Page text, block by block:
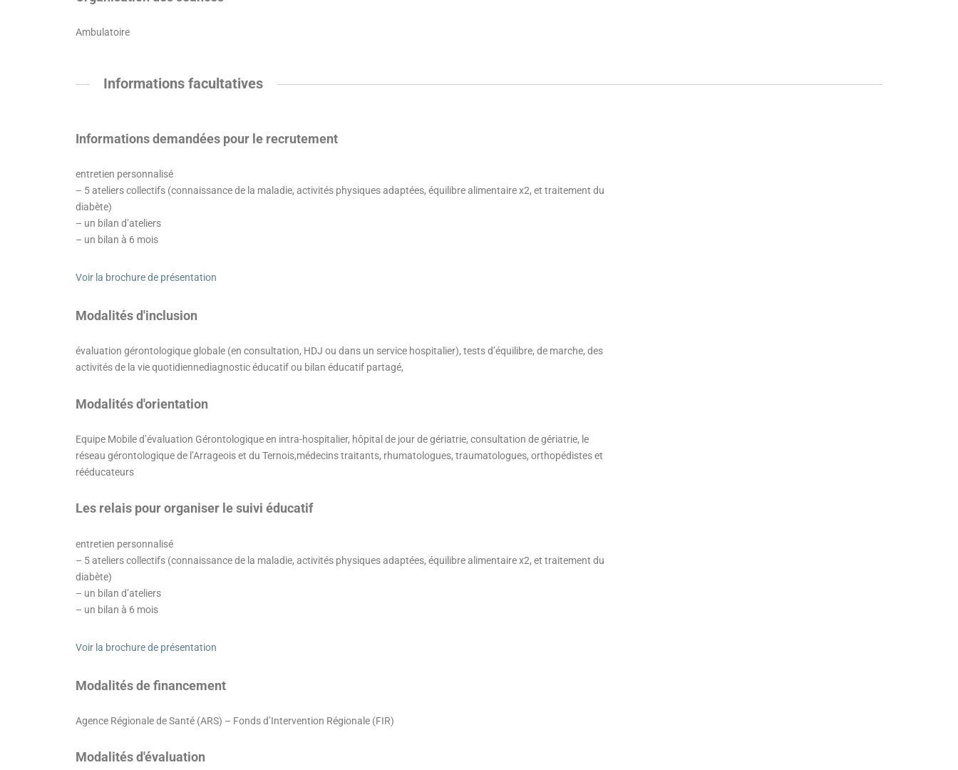
Ambulatoire
Informations facultatives
Informations demandées pour le recrutement
entretien personnalisé
– 5 ateliers collectifs (connaissance de la maladie, activités physiques adaptées, équilibre alimentaire x2, et traitement du
diabète)
– un bilan d’ateliers
– un bilan à 6 mois
Voir la brochure de présentation
Modalités d'inclusion
évaluation gérontologique globale (en consultation, HDJ ou dans un service hospitalier), tests d’équilibre, de marche, des
activités de la vie quotidiennediagnostic éducatif ou bilan éducatif partagé,
Modalités d'orientation
Equipe Mobile d’évaluation Gérontologique en intra-hospitalier, hôpital de jour de gériatrie, consultation de gériatrie, le
réseau gérontologique de l’Arrageois et du Ternois,médecins traitants, rhumatologues, traumatologues, orthopédistes et
rééducateurs
Les relais pour organiser le suivi éducatif
entretien personnalisé
– 5 ateliers collectifs (connaissance de la maladie, activités physiques adaptées, équilibre alimentaire x2, et traitement du
diabète)
– un bilan d’ateliers
– un bilan à 6 mois
Voir la brochure de présentation
Modalités de financement
Agence Régionale de Santé (ARS) – Fonds d’Intervention Régionale (FIR)
Modalités d'évaluation